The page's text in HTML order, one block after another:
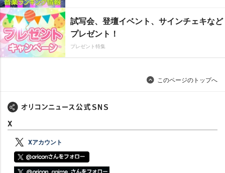
試写会、登壇イベント、サインチェキなど
プレゼント！
プレゼント特集
このページのトップへ
X
Xアカウント